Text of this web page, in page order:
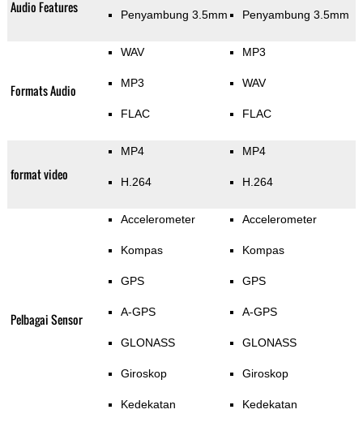
Audio Features Penyambung 3.5mm Penyambung 3.5mm
Formats Audio
WAV
MP3
FLAC
MP3
WAV
FLAC
format video
MP4
H.264
MP4
H.264
Pelbagai Sensor
Accelerometer
Kompas
GPS
A-GPS
GLONASS
Giroskop
Kedekatan
Accelerometer
Kompas
GPS
A-GPS
GLONASS
Giroskop
Kedekatan